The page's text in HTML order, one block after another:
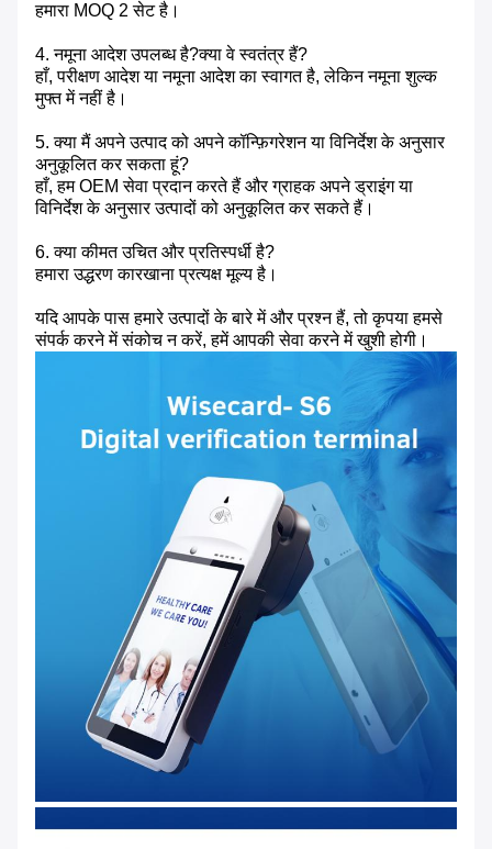
हमारा MOQ 2 सेट है।
4. नमूना आदेश उपलब्ध है?क्या वे स्वतंत्र हैं?
हाँ, परीक्षण आदेश या नमूना आदेश का स्वागत है, लेकिन नमूना शुल्क
मुफ्त में नहीं है।
5. क्या मैं अपने उत्पाद को अपने कॉन्फ़िगरेशन या विनिर्देश के अनुसार
अनुकूलित कर सकता हूं?
हाँ, हम OEM सेवा प्रदान करते हैं और ग्राहक अपने ड्राइंग या
विनिर्देश के अनुसार उत्पादों को अनुकूलित कर सकते हैं।
6. क्या कीमत उचित और प्रतिस्पर्धी है?
हमारा उद्धरण कारखाना प्रत्यक्ष मूल्य है।
यदि आपके पास हमारे उत्पादों के बारे में और प्रश्न हैं, तो कृपया हमसे
संपर्क करने में संकोच न करें, हमें आपकी सेवा करने में खुशी होगी।